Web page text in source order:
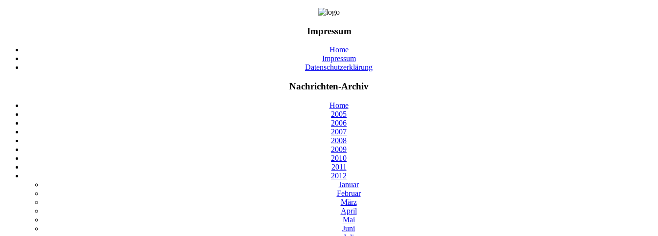
Impressum
Home
Impressum
Datenschutzerklärung
Nachrichten-Archiv
Home
2005
2006
2007
2008
2009
2010
2011
2012
Januar
Februar
März
April
Mai
Juni